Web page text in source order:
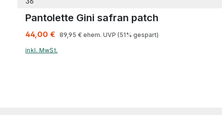
Pantolette Gini safran patch
44,00 € 89,95 € ehem. UVP (51% gespart)
inkl. MwSt.